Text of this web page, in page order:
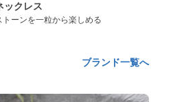
ックレス
トーンを一粒から楽しめる
ブランド一覧へ